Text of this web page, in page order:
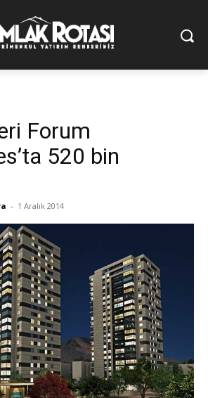
Forum
520 bin
- 1 Aralık 2014